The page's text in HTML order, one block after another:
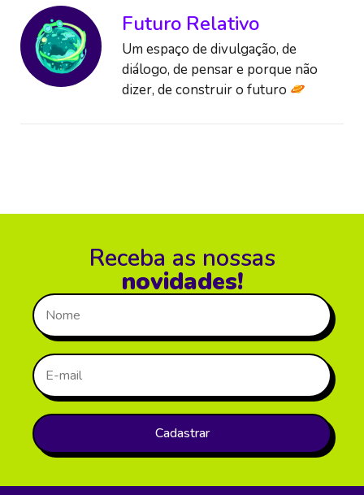
Futuro Relativo
Um espaço de divulgação, de
diálogo, de pensar e porque não
dizer, de construir o futuro
Receba as nossas
novidades!
Cadastrar